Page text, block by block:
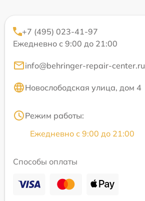
+7 (495) 023-41-97
Ежедневно с 9:00 до 21:00
info@behringer-repair-center.ru
Новослободская улица, дом 4
Режим работы:
Ежедневно с 9:00 до 21:00
Способы оплаты